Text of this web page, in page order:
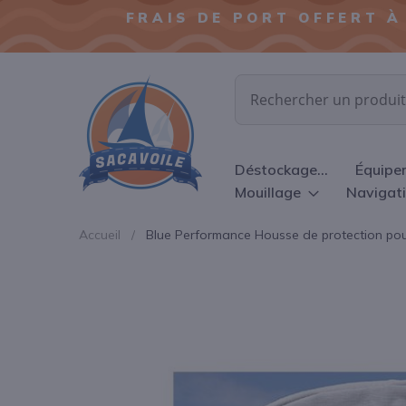
FRAIS DE PORT OFFERT
Chercher
Déstockage...
Mouillage
Accueil Blue Performance Housse de protection